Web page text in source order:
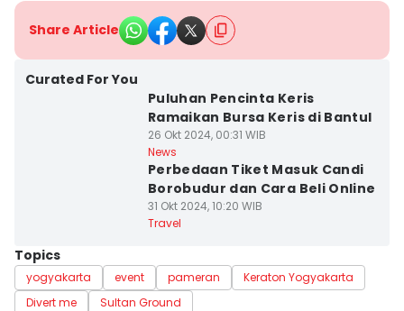
Share Article
Curated For You
Puluhan Pencinta Keris
Ramaikan Bursa Keris di Bantul
26 Okt 2024, 00:31 WIB
News
Perbedaan Tiket Masuk Candi
Borobudur dan Cara Beli Online
31 Okt 2024, 10:20 WIB
Travel
Topics
yogyakarta event pameran
Keraton Yogyakarta
Divert me
Sultan Ground